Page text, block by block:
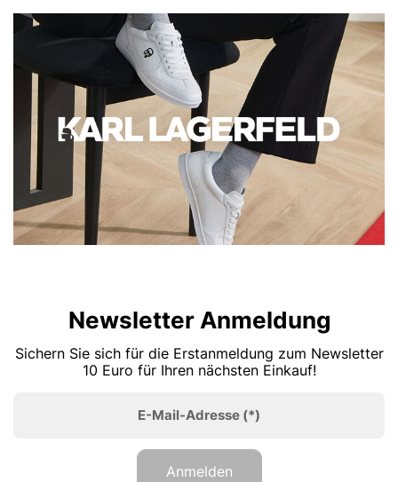
Newsletter Anmeldung
Sichern Sie sich für die Erstanmeldung zum Newsletter
10 Euro für Ihren nächsten Einkauf!
E-Mail-Adresse (*)
Anmelden